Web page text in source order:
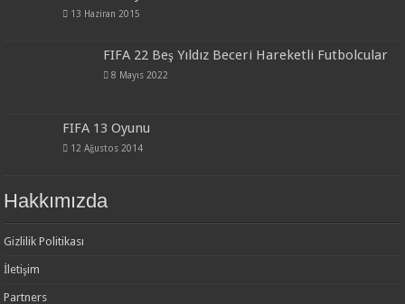
13 Haziran 2015
FIFA 22 Beş Yıldız Beceri Hareketli Futbolcular
8 Mayıs 2022
FIFA 13 Oyunu
12 Ağustos 2014
Hakkımızda
Gizlilik Politikası
İletişim
Partners